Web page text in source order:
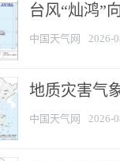
台风“灿鸿”
中国天气网 2026-
地质灾害气
中国天气网 2026-